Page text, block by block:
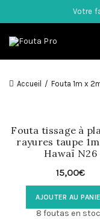
Votre
Accueil Fouta 1m x
Fouta tissage à
rayures taupe
Hawaï N26
15,00€
AJOUTER AU
8 foutas en